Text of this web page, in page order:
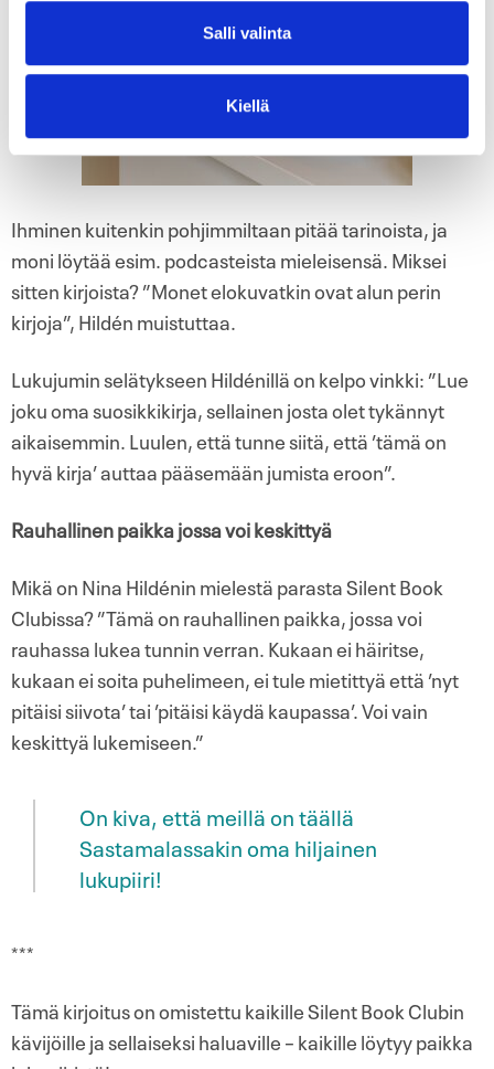
Salli valinta
Kiellä
Ihminen kuitenkin pohjimmiltaan pitää tarinoista, ja
moni löytää esim. podcasteista mieleisensä. Miksei
sitten kirjoista? ”Monet elokuvatkin ovat alun perin
kirjoja”, Hildén muistuttaa.
Lukujumin selätykseen Hildénillä on kelpo vinkki: ”Lue
joku oma suosikkikirja, sellainen josta olet tykännyt
aikaisemmin. Luulen, että tunne siitä, että ’tämä on
hyvä kirja’ auttaa pääsemään jumista eroon”.
Rauhallinen paikka jossa voi keskittyä
Mikä on Nina Hildénin mielestä parasta Silent Book
Clubissa? ”Tämä on rauhallinen paikka, jossa voi
rauhassa lukea tunnin verran. Kukaan ei häiritse,
kukaan ei soita puhelimeen, ei tule mietittyä että ’nyt
pitäisi siivota’ tai ’pitäisi käydä kaupassa’. Voi vain
keskittyä lukemiseen.”
On kiva, että meillä on täällä
Sastamalassakin oma hiljainen
lukupiiri!
***
Tämä kirjoitus on omistettu kaikille Silent Book Clubin
kävijöille ja sellaiseksi haluaville – kaikille löytyy paikka